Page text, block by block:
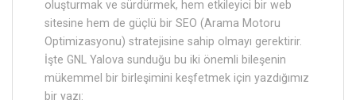
oluşturmak ve sürdürmek, hem etkileyici bir web
sitesine hem de güçlü bir SEO (Arama Motoru
Optimizasyonu) stratejisine sahip olmayı gerektirir.
İşte GNL Yalova sunduğu bu iki önemli bileşenin
mükemmel bir birleşimini keşfetmek için yazdığımız
bir yazı: